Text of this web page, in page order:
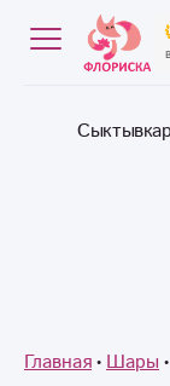
Главная Шары